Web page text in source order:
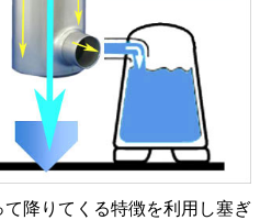
降りてくる特徴を利用し塞ぎ